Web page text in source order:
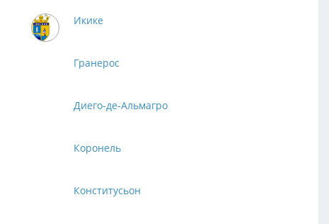
Икике
Гранерос
Диего-де-Альмагро
Коронель
Конститусьон